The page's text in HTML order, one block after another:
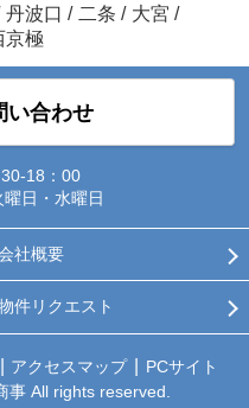
丹波口 / 二条 / 大宮 /
京極
い合わせ
18：00
日・水曜日
社概要
件リクエスト
アクセスマップ
PCサイト
事 All rights reserved.